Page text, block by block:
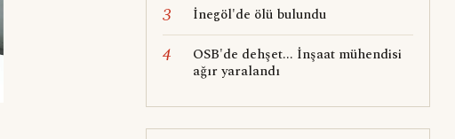
3 İnegöl'de ölü bulundu
4
OSB'de dehşet... İnşaat mühendisi
ağır yaralandı